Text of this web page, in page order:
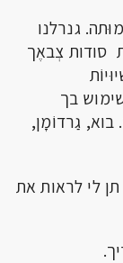
גנרלנו
סודות צְבאֶך
בך
בוא, גַרדוֹמָן,
לי לראות את